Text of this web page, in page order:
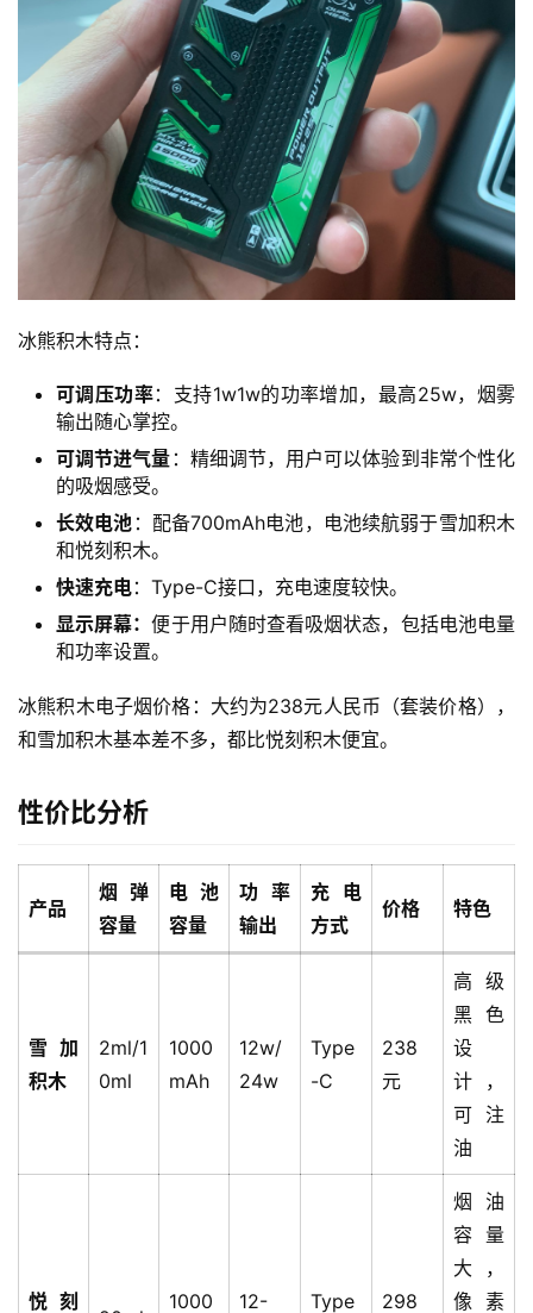
烟
电
子
烟
通
配
冰熊积木特点：
可调压功率：支持1w1w的功率增加，最高25w，烟雾
输出随心掌控。
可调节进气量 ：精细调节，用户可以体验到非常个性化
的吸烟感受。
长效电池 ：配备700mAh电池，电池续航弱于雪加积木
和悦刻积木。
快速充电：Type-C接口，充电速度较快。
显示屏幕：便于用户随时查看吸烟状态，包括电池电量
和功率设置。
冰熊积木电子烟价格：大约为238元人民币（套装价格），
和雪加积木基本差不多，都比悦刻积木便宜。
性价比分析
产品
烟弹
容量
电池
容量
功率
输出
充电
方式
价格 特色
雪加
积木
2ml/1
0ml
1000
mAh
12w/
24w
Type
-C
238
元
高级
黑色
设
计，
可注
油
悦刻
1000
12-
Type
298
烟油
容量
大，
像素